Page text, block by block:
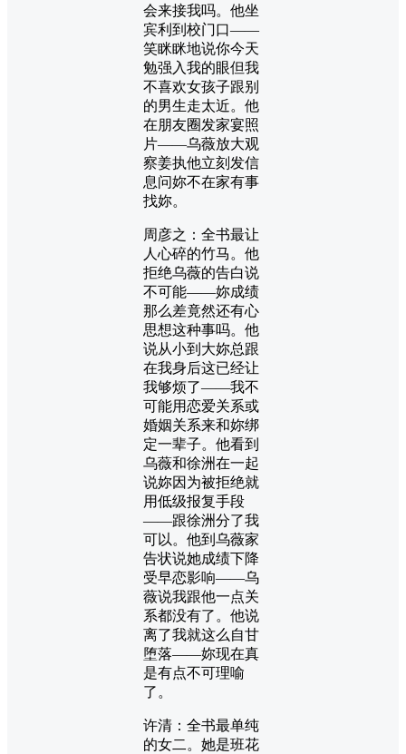
会来接我吗。他坐
宾利到校门口——
笑眯眯地说你今天
勉强入我的眼但我
不喜欢女孩子跟别
的男生走太近。他
在朋友圈发家宴照
片——乌薇放大观
察姜执他立刻发信
息问妳不在家有事
找妳。
周彦之：全书最让
人心碎的竹马。他
拒绝乌薇的告白说
不可能——妳成绩
那么差竟然还有心
思想这种事吗。他
说从小到大妳总跟
在我身后这已经让
我够烦了——我不
可能用恋爱关系或
婚姻关系来和妳绑
定一辈子。他看到
乌薇和徐洲在一起
说妳因为被拒绝就
用低级报复手段
——跟徐洲分了我
可以。他到乌薇家
告状说她成绩下降
受早恋影响——乌
薇说我跟他一点关
系都没有了。他说
离了我就这么自甘
堕落——妳现在真
是有点不可理喻
了。
许清：全书最单纯
的女二。她是班花